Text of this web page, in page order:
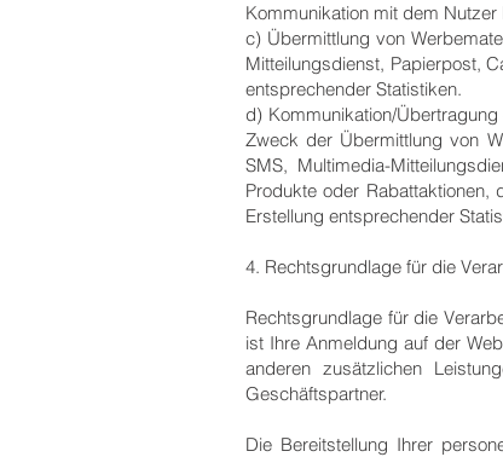
Kommunikation mit dem
c) Übermittlung von
Mitteilungsdienst, Papierpost,
entsprechender Statistiken.
d) Kommunikation/
Zweck der Übermittlung von
SMS, Multimedia-
Produkte oder
Erstellung entsprechender
4. Rechtsgrundlage für die
Rechtsgrundlage für die
ist Ihre Anmeldung auf der
anderen zusätzlichen
Geschäftspartner.
Die Bereitstellung Ihrer